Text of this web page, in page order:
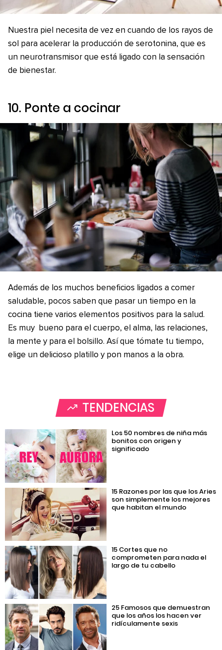
Nuestra piel necesita de vez en cuando de los rayos de
sol para acelerar la producción de serotonina, que es
un neurotransmisor que está ligado con la sensación
de bienestar.
10. Ponte a cocinar
Además de los muchos beneficios ligados a comer
saludable, pocos saben que pasar un tiempo en la
cocina tiene varios elementos positivos para la salud.
Es muy bueno para el cuerpo, el alma, las relaciones,
la mente y para el bolsillo. Así que tómate tu tiempo,
elige un delicioso platillo y pon manos a la obra.
TENDENCIAS
Los 50 nombres de niña más
bonitos con origen y
significado
15 Razones por las que los Aries
son simplemente los mejores
que habitan el mundo
15 Cortes que no
comprometen para nada el
largo de tu cabello
25 Famosos que demuestran
que los años los hacen ver
ridículamente sexis